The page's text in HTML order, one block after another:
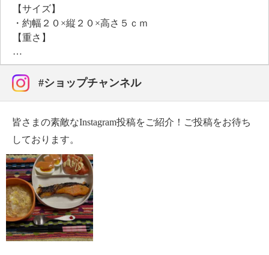
【サイズ】
・約幅２０×縦２０×高さ５ｃｍ
【重さ】
・約１３３ｇ（１枚）
【耐熱（冷）温度・温度差】
・耐熱温度：１４０℃
【使用可能 熱／冷源】
器：不可、ハロゲン調理器：不可、電子レンジ：可、
オーブン：不可、冷蔵：可、冷凍：不可
【メンテナンス】
・食器洗い機：可、食器乾燥機：可
※詳細は商品パッケージ参照
・食器洗い乾燥機は家庭用のものを使用する。
熱風などの吹き出し口など高温の場所には置かな
い。
【使用上の注意】
#ショップチャンネル
皆さまの素敵なInstagram投稿をご紹介！ご投稿をお待ち
しております。